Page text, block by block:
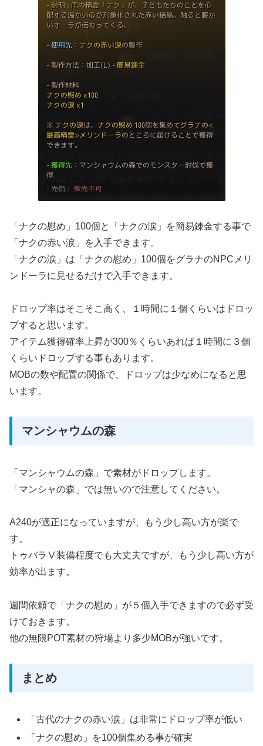
「ナクの慰め」100個と「ナクの涙」を簡易錬金する事で
「ナクの赤い涙」を入手できます。
「ナクの涙」は「ナクの慰め」100個をグラナのNPCメリ
ンドーラに見せるだけで入手できます。
ドロップ率はそこそこ高く、１時間に１個くらいはドロッ
プすると思います。
アイテム獲得確率上昇が300％くらいあれば１時間に３個
くらいドロップする事もあります。
MOBの数や配置の関係で、ドロップは少なめになると思
います。
マンシャウムの森
「マンシャウムの森」で素材がドロップします。
「マンシャの森」では無いので注意してください。
A240が適正になっていますが、もう少し高い方が楽で
す。
トゥバラⅤ装備程度でも大丈夫ですが、もう少し高い方が
効率が出ます。
週間依頼で「ナクの慰め」が５個入手できますので必ず受
けておきます。
他の無限POT素材の狩場より多少MOBが強いです。
まとめ
「古代のナクの赤い涙」は非常にドロップ率が低い
「ナクの慰め」を100個集める事が確実